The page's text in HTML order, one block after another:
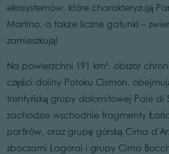
ekosystemów, które charakteryzują
Martino, a także liczne gatunki –
zamieszkują!
Na powierzchni 191 km², obszar
części doliny Potoku Cismon,
trentyńską grupy dolomitowej Pale
zachodzie wschodnie fragmenty
porfirów, oraz grupę górską Cima
zboczami Lagorai i grupy Cima